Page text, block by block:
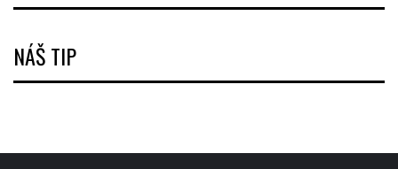
NÁŠ TIP